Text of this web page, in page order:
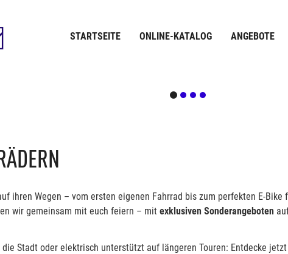
STARTSEITE ONLINE-KATALOG ANGEBOTE
ihren Wegen – vom ersten eigenen Fahrrad bis zum perfekten E-Bike
wir gemeinsam mit euch feiern – mit exklusiven Sonderangeboten
Stadt oder elektrisch unterstützt auf längeren Touren: Entdecke jetzt